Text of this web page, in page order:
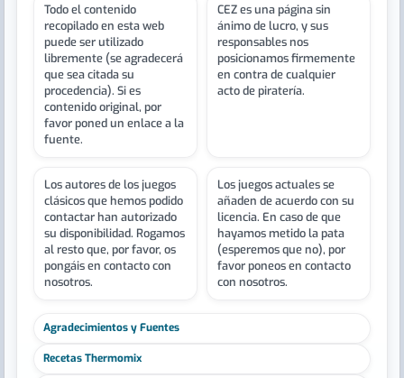
Todo el contenido
recopilado en esta web
puede ser utilizado
libremente (se agradecerá
que sea citada su
procedencia). Si es
contenido original, por
favor poned un enlace a la
fuente.
CEZ es una página sin
ánimo de lucro, y sus
responsables nos
posicionamos firmemente
en contra de cualquier
acto de piratería.
Los autores de los juegos
clásicos que hemos podido
contactar han autorizado
su disponibilidad. Rogamos
al resto que, por favor, os
pongáis en contacto con
nosotros.
Los juegos actuales se
añaden de acuerdo con su
licencia. En caso de que
hayamos metido la pata
(esperemos que no), por
favor poneos en contacto
con nosotros.
Agradecimientos y Fuentes
Recetas Thermomix